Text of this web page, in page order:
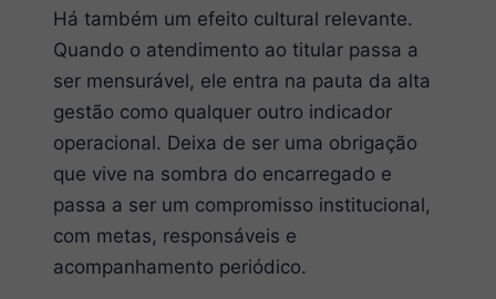
Há também um efeito cultural relevante.
Quando o atendimento ao titular passa a
ser mensurável, ele entra na pauta da alta
gestão como qualquer outro indicador
operacional. Deixa de ser uma obrigação
que vive na sombra do encarregado e
passa a ser um compromisso institucional,
com metas, responsáveis e
acompanhamento periódico.